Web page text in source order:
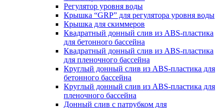
Регулятор уровня воды
Крышка “GRP” для регулятора уровня воды
Крышка для скиммеров
Квадратный донный слив из ABS-пластика
для бетонного бассейна
Квадратный донный слив из ABS-пластика
для пленочного бассейна
Круглый донный слив из ABS-пластика для
бетонного бассейна
Круглый донный слив из ABS-пластика для
пленочного бассейна
Донный слив с патрубком для